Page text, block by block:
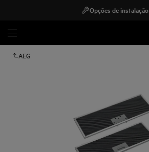
Opções de instalação
AEG